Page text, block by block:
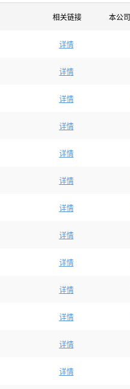
相关链接 本公
详情
详情
详情
详情
详情
详情
详情
详情
详情
详情
详情
详情
详情